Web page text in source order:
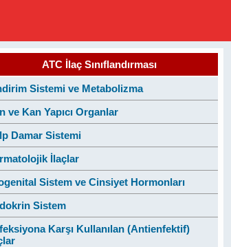
ATC İlaç Sınıflandırması
Sistemi ve Metabolizma
ve Kan Yapıcı Organlar
Damar Sistemi
İlaçlar
Sistem ve Cinsiyet Hormonları
Sistem
Karşı Kullanılan (Antienfektif)